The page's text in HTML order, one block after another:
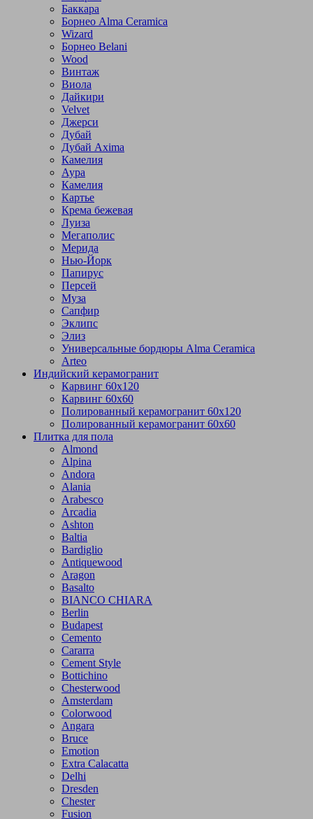
Баккара
Борнео Alma Ceramica
Wizard
Борнео Belani
Wood
Винтаж
Виола
Дайкири
Velvet
Джерси
Дубай
Дубай Axima
Камелия
Аура
Камелия
Картье
Крема бежевая
Луиза
Мегаполис
Мерида
Нью-Йорк
Папирус
Персей
Муза
Сапфир
Эклипс
Элиз
Универсальные бордюры Alma Ceramica
Arteo
Индийский керамогранит
Карвинг 60х120
Карвинг 60х60
Полированный керамогранит 60х120
Полированный керамогранит 60х60
Плитка для пола
Almond
Alpina
Andora
Alania
Arabesco
Arcadia
Ashton
Baltia
Bardiglio
Antiquewood
Aragon
Basalto
BIANCO CHIARA
Berlin
Budapest
Cemento
Cararra
Cement Style
Bottichino
Chesterwood
Amsterdam
Colorwood
Angara
Bruce
Emotion
Extra Calacatta
Delhi
Dresden
Chester
Fusion